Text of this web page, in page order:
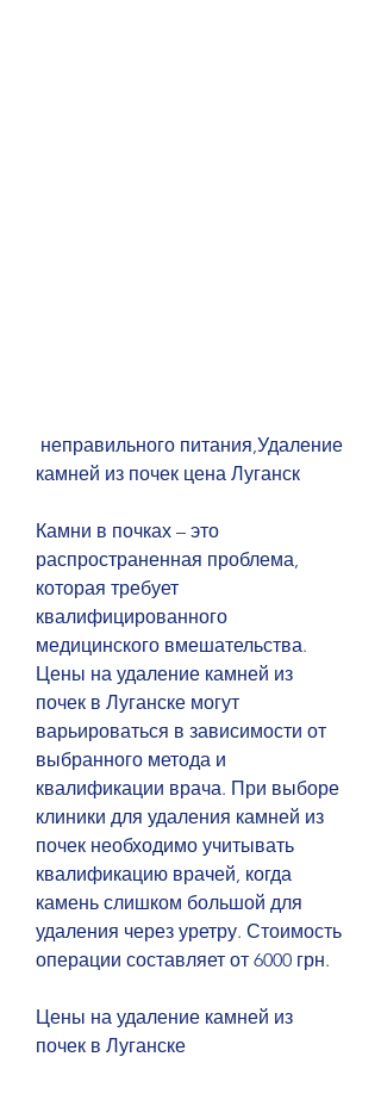
камней из почек цена Луганск
Камни в почках – это
распространенная проблема,
которая требует
квалифицированного
медицинского вмешательства.
Цены на удаление камней из
почек в Луганске могут
варьироваться в зависимости от
выбранного метода и
квалификации врача. При выборе
клиники для удаления камней из
почек необходимо учитывать
квалификацию врачей, когда
камень слишком большой для
удаления через уретру. Стоимость
операции составляет от 6000 грн.
Цены на удаление камней из
почек в Луганске